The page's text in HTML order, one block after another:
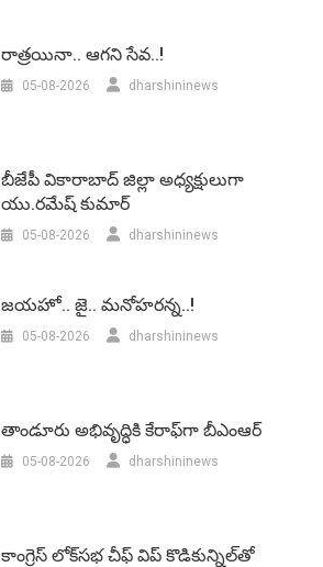
రాత్రయినా.. ఆగని సేవ..!
05-08-2026 dharshininews
బీజేపీ వికారాబాద్‌ జిల్లా అధ్యక్షులుగా
యు.రమేష్‌ కుమార్
05-08-2026 dharshininews
జయహో.. జై.. మనోహరన్న..!
05-08-2026 dharshininews
తాండూరు అభివృద్ధికి కేరాఫ్‌గా బీఎంఆర్‌
05-08-2026 dharshininews
కాంగ్రెస్ లోక్‌సభ చీఫ్ విప్ కొడికున్నిల్‌తో